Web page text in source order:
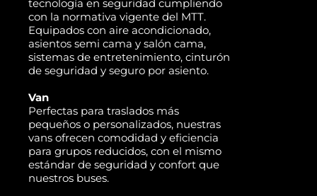
tecnología en seguridad cumpliendo
con la normativa vigente del MTT.
Equipados con aire acondicionado,
asientos semi cama y salón cama,
sistemas de entretenimiento, cinturón
de seguridad y seguro por asiento.
Van
Perfectas para traslados más
pequeños o personalizados, nuestras
vans ofrecen comodidad y eficiencia
para grupos reducidos, con el mismo
estándar de seguridad y confort que
nuestros buses.